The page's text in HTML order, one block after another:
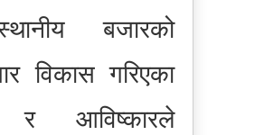
बजारको
विकास गरिएका
र आविष्कारले